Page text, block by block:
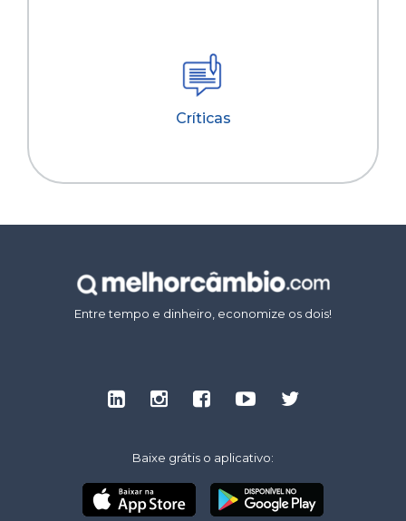
Críticas
Entre tempo e dinheiro, economize os dois!
Baixe grátis o aplicativo: